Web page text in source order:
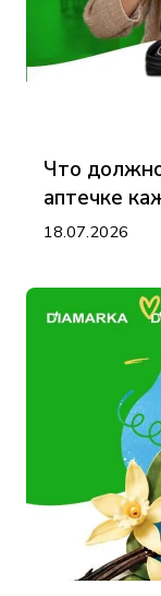
Что
аптечке
18.07.2026